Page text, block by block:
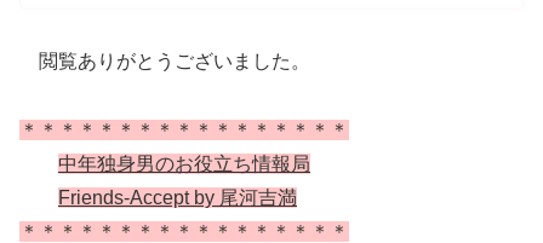
閲覧ありがとうございました。
＊＊＊＊＊＊＊＊＊＊＊＊＊＊＊＊＊
中年独身男のお役立ち情報局
Friends-Accept by 尾河吉満
＊＊＊＊＊＊＊＊＊＊＊＊＊＊＊＊＊